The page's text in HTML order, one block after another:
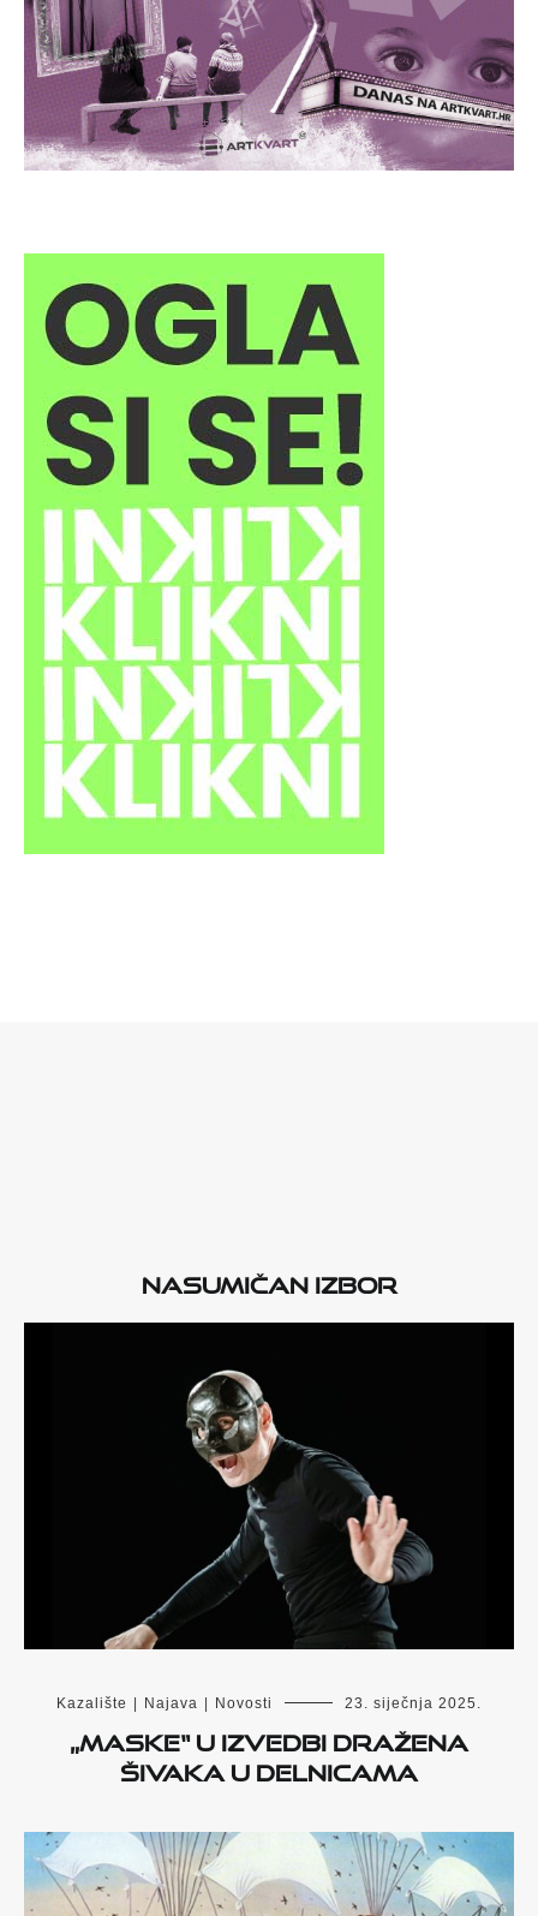
Nasumičan izbor
Kazalište Najava Novosti 23. siječnja 2025.
„Maske“ u izvedbi Dražena
Šivaka u Delnicama